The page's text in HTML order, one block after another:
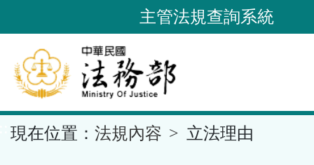
到
要
內
容
區
主管法規查詢系統
現在位置： 法規內容 立法理由